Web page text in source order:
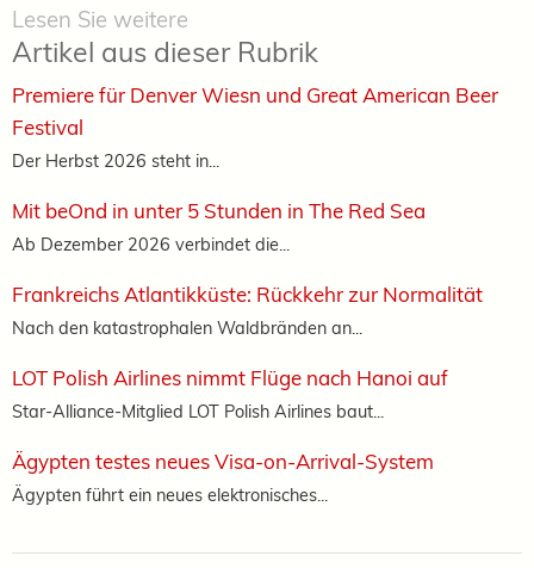
Lesen Sie weitere
Artikel aus dieser Rubrik
Premiere für Denver Wiesn und Great American Beer
Festival
Der Herbst 2026 steht in...
Mit beOnd in unter 5 Stunden in The Red Sea
Ab Dezember 2026 verbindet die...
Frankreichs Atlantikküste: Rückkehr zur Normalität
Nach den katastrophalen Waldbränden an...
LOT Polish Airlines nimmt Flüge nach Hanoi auf
Star-Alliance-Mitglied LOT Polish Airlines baut...
Ägypten testes neues Visa-on-Arrival-System
Ägypten führt ein neues elektronisches...